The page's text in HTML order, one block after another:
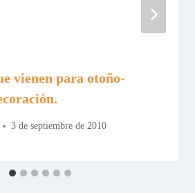
vienen para otoño-
3 de septiembre de 2010